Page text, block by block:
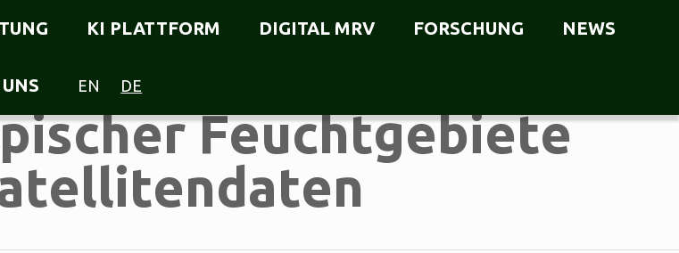
KI PLATTFORM DIGITAL MRV FORSCHUNG NEWS
EN DE
Feuchtgebiete